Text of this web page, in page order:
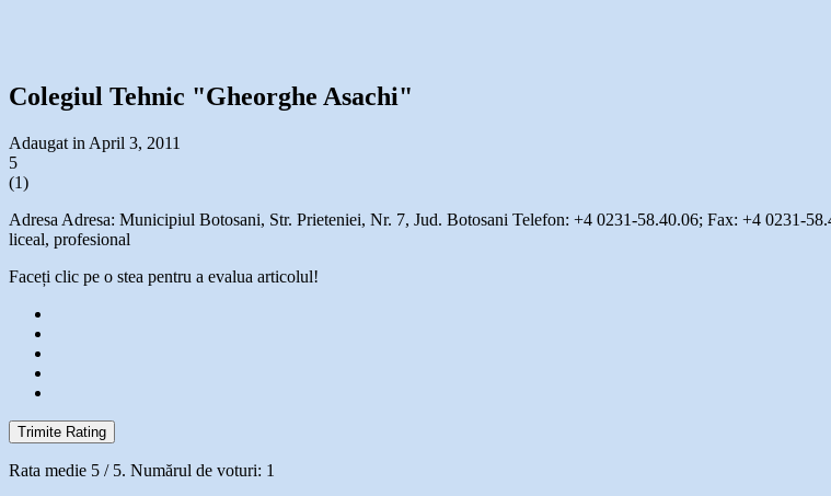
Colegiul Tehnic "Gheorghe Asachi"
Adaugat in April 3, 2011
5
(1)
Adresa Adresa: Municipiul Botosani, Str. Prieteniei, Nr. 7, Jud. Botosani Telefon: +4 0231-58.40.06; Fax: +4 0231-
liceal, profesional
Faceți clic pe o stea pentru a evalua articolul!
Trimite Rating
Rata medie 5 / 5. Numărul de voturi: 1